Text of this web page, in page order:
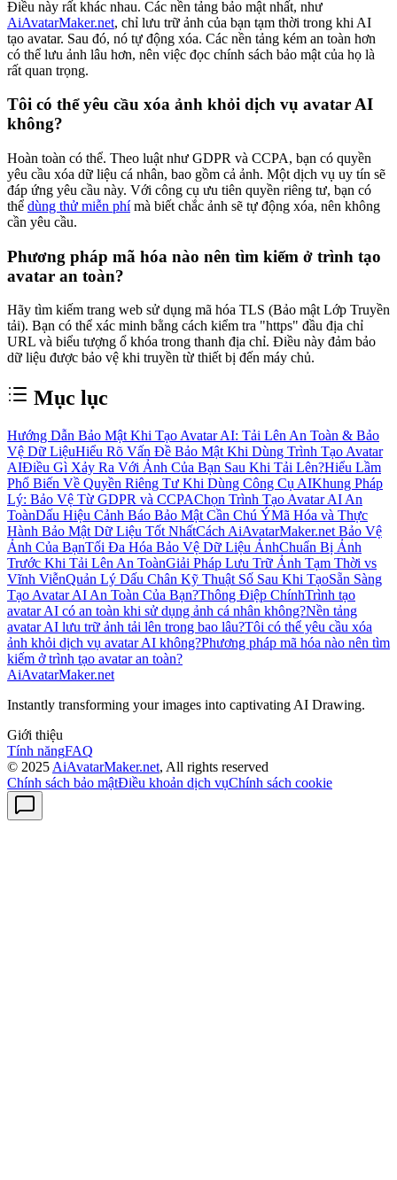
Điều này rất khác nhau. Các nền tảng bảo mật nhất, như
AiAvatarMaker.net, chỉ lưu trữ ảnh của bạn tạm thời trong khi AI
tạo avatar. Sau đó, nó tự động xóa. Các nền tảng kém an toàn hơn
có thể lưu ảnh lâu hơn, nên việc đọc chính sách bảo mật của họ là
rất quan trọng.
Tôi có thể yêu cầu xóa ảnh khỏi dịch vụ avatar AI
không?
Hoàn toàn có thể. Theo luật như GDPR và CCPA, bạn có quyền
yêu cầu xóa dữ liệu cá nhân, bao gồm cả ảnh. Một dịch vụ uy tín sẽ
đáp ứng yêu cầu này. Với công cụ ưu tiên quyền riêng tư, bạn có
thể dùng thử miễn phímà biết chắc ảnh sẽ tự động xóa, nên không
cần yêu cầu.
Phương pháp mã hóa nào nên tìm kiếm ở trình tạo
avatar an toàn?
Hãy tìm kiếm trang web sử dụng mã hóa TLS (Bảo mật Lớp Truyền
tải). Bạn có thể xác minh bằng cách kiểm tra "https" đầu địa chỉ
URL và biểu tượng ổ khóa trong thanh địa chỉ. Điều này đảm bảo
dữ liệu được bảo vệ khi truyền từ thiết bị đến máy chủ.
Mục lục
Hướng Dẫn Bảo Mật Khi Tạo Avatar AI: Tải Lên An Toàn & Bảo
Vệ Dữ LiệuHiểu Rõ Vấn Đề Bảo Mật Khi Dùng Trình Tạo Avatar
AIĐiều Gì Xảy Ra Với Ảnh Của Bạn Sau Khi Tải Lên?Hiểu Lầm
Phổ Biến Về Quyền Riêng Tư Khi Dùng Công Cụ AIKhung Pháp
Lý: Bảo Vệ Từ GDPR và CCPAChọn Trình Tạo Avatar AI An
ToànDấu Hiệu Cảnh Báo Bảo Mật Cần Chú ÝMã Hóa và Thực
Hành Bảo Mật Dữ Liệu Tốt NhấtCách AiAvatarMaker.net Bảo Vệ
Ảnh Của BạnTối Đa Hóa Bảo Vệ Dữ Liệu ẢnhChuẩn Bị Ảnh
Trước Khi Tải Lên An ToànGiải Pháp Lưu Trữ Ảnh Tạm Thời vs
Vĩnh ViễnQuản Lý Dấu Chân Kỹ Thuật Số Sau Khi TạoSẵn Sàng
Tạo Avatar AI An Toàn Của Bạn?Thông Điệp ChínhTrình tạo
avatar AI có an toàn khi sử dụng ảnh cá nhân không?Nền tảng
avatar AI lưu trữ ảnh tải lên trong bao lâu?Tôi có thể yêu cầu xóa
ảnh khỏi dịch vụ avatar AI không?Phương pháp mã hóa nào nên tìm
kiếm ở trình tạo avatar an toàn?
AiAvatarMaker.net
Instantly transforming your images into captivating AI Drawing.
Giới thiệu
Tính năngFAQ
© 2025 AiAvatarMaker.net, All rights reserved
Chính sách bảo mậtĐiều khoản dịch vụChính sách cookie